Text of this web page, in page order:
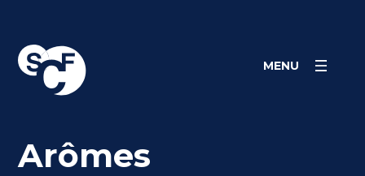
content
MENU
Arômes